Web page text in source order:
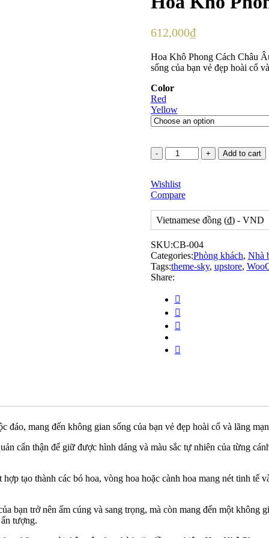
customer
612,000₫
Hoa Khô Phong Cách Châu
sống của bạn vẻ đẹp hoài cổ
Color
Red
Yellow
Hoa
Khô
Cách
Châu
quantity
Add to cart
Wishlist
Compare
Vietnamese đồng (₫) - VND
SKU:CB-004
Categories:Phòng khách, Nhà
Tags:theme-sky, upstore,
Share:
mang đến không gian sống của bạn vẻ đẹp hoài cổ và lãng
cẩn thận để giữ được hình dáng và màu sắc tự nhiên của từng
tạo thành các bó hoa, vòng hoa hoặc cành hoa mang nét tinh tế
bạn trở nên ấm cúng và sang trọng, mà còn mang đến một không
tượng.